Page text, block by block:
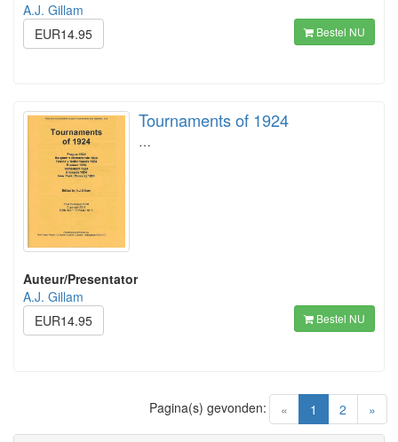
A.J. Gillam
EUR14.95
Bestel NU
Tournaments of 1924
…
Auteur/Presentator
A.J. Gillam
EUR14.95
Bestel NU
« 1 (current)
2 »
Pagina(s) gevonden: